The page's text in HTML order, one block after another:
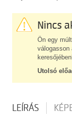
Nincs
Ön egy
válogasson
Utolsó
LEÍRÁS